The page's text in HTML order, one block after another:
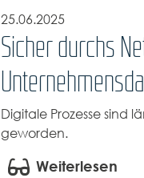
25.06.2025
Sicher durchs
Digitale Prozesse sind
geworden.
Weiterlesen